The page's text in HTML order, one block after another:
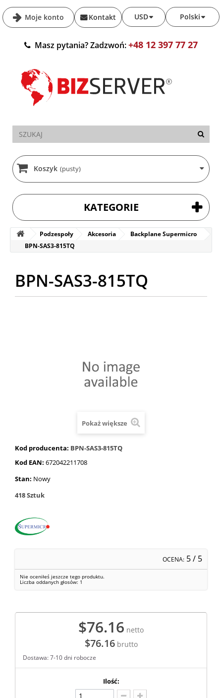
Moje konto Polski
USD
Kontakt
Masz pytania? Zadzwoń:+48 12 397 77 27
Koszyk (pusty)
KATEGORIE
Podzespoły Akcesoria
Backplane Supermicro
BPN-SAS3-815TQ
BPN-SAS3-815TQ
Pokaż większe
Kod producenta: BPN-SAS3-815TQ
Kod EAN: 672042211708
Stan: Nowy
418Sztuk
OCENA: 5/ 5
Nie oceniłeś jeszcze tego produktu.
Liczba oddanych głosów: 1
$76.16 netto
$76.16brutto
Dostawa: 7-10 dni robocze
Ilość: